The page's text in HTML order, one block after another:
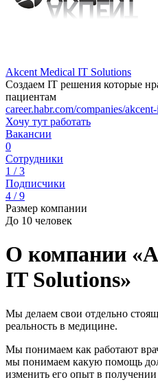
Akcent Medical IT Solutions
Создаем IT решения которые
пациентам
career.habr.com/companies/
Хочу тут работать
Вакансии
0
Сотрудники
1 / 3
Подписчики
4 / 9
Размер компании
До 10 человек
О компании
IT Solutions»
Мы делаем свои отдельно
реальность в медицине.
Мы понимаем как работают
мы понимаем какую помощь
изменить его опыт в